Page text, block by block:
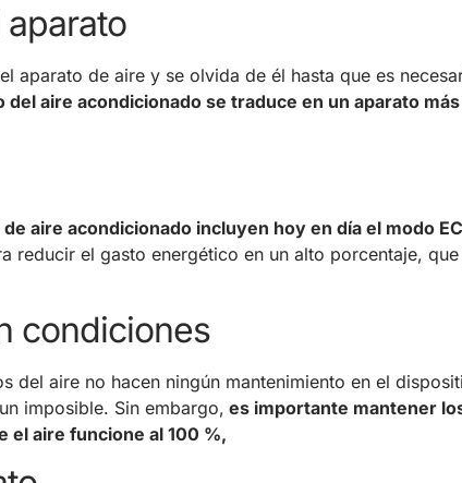
aparato de aire y se olvida de él hasta que es
del aire acondicionado se traduce en un aparato
aire acondicionado incluyen hoy en día el modo
reducir el gasto energético en un alto porcentaje,
condiciones
del aire no hacen ningún mantenimiento en el
imposible. Sin embargo, es importante mantener
el aire funcione al 100 %,